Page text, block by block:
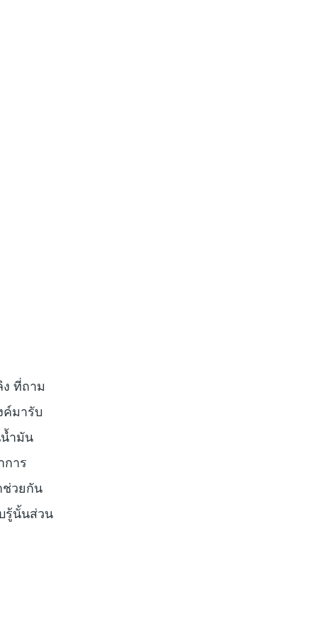
ที่ถาม
ค์มารับ
ำมัน
การ
ช่วยกัน
รู้นั้นส่วน